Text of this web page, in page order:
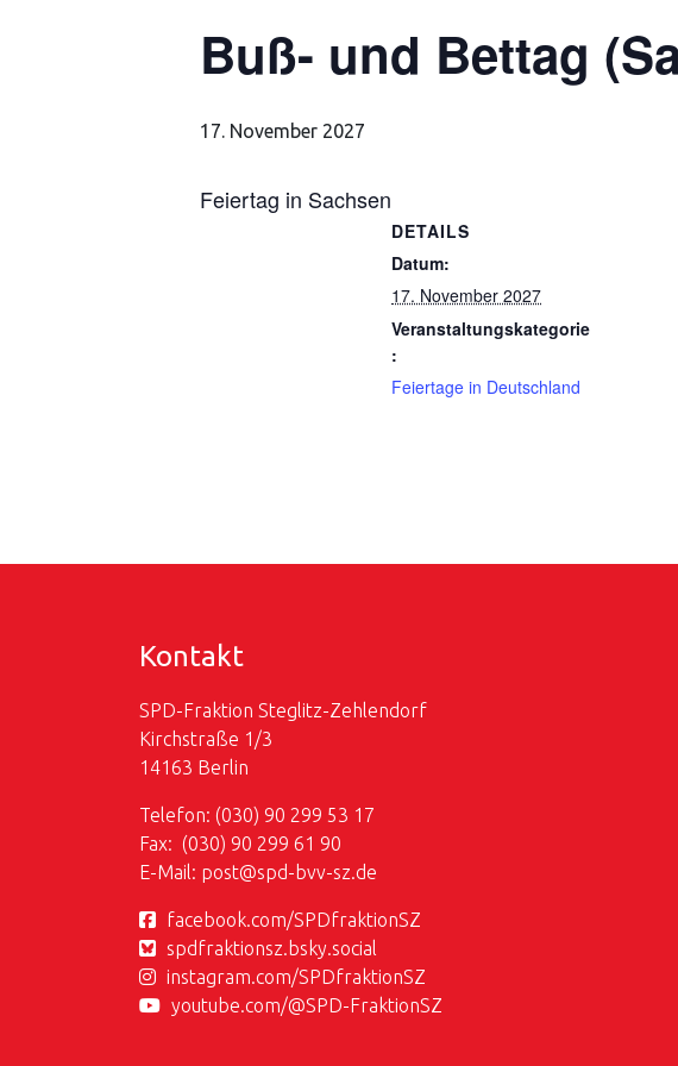
Buß- und Bettag
17. November 2027
Feiertag in Sachsen
DETAILS
Datum:
17. November 2027
Veranstaltungskategorie
:
Feiertage in Deutschland
Kontakt
SPD-Fraktion Steglitz-Zehlendorf
Kirchstraße 1/3
14163 Berlin
Telefon: (030) 90 299 53 17
Fax: (030) 90 299 61 90
E-Mail: post@spd-bvv-sz.de
facebook.com/SPDfraktionSZ
spdfraktionsz.bsky.social
instagram.com/SPDfraktionSZ
youtube.com/@SPD-FraktionSZ